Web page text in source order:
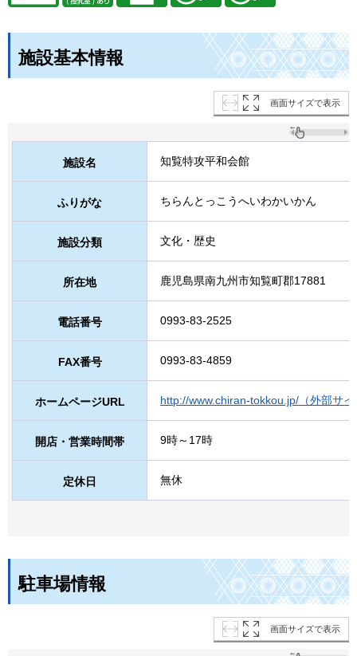
施設基本情報
画面サイズで表示
施設名 知覧特攻平和会館
ふりがな ちらんとっこうへいわかいかん
施設分類 文化・歴史
所在地 鹿児島県南九州市知覧町郡17881
電話番号 0993-83-2525
FAX番号 0993-83-4859
ホームページURL http://www.chiran-tokkou.jp/（外部サ
開店・営業時間帯 9時～17時
定休日 無休
駐車場情報
画面サイズで表示